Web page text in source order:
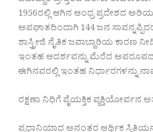
1956ರಲ್ಲಿ ಆಗಿನ ಆಂಧ್ರ ಪ್ರದೇಶದ
ಅಪಘಾತದಿಂದಾಗಿ 144 ಜನ
ಶಾಸ್ತ್ರೀಜಿ ನೈತಿಕ ಜವಾಬ್ದಾರಿಯ ಕಾರಣ
ಇಂತಹ ಆದರ್ಶವನ್ನು ಮೆರೆದ ಅಪರೂಪದ
ಈಗಿನವರಲ್ಲಿ ಇಂತಹ ನಿರ್ಧಾರಗಳನ್ನು
ರಕ್ಷಣಾ ನಿಧಿಗೆ ವೈಯಕ್ತಿಕ ವ್ಯಕ್ತಿಯೋರ್ವನ